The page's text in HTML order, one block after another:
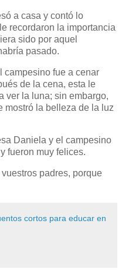
a casa y contó lo
recordaron la importancia
sido por aquel
pasado.
campesino fue a cenar
de la cena, esta le
ver la luna; sin embargo,
mostró la belleza de la luz
Daniela y el campesino
fueron muy felices.
padres, porque
cortos para educar en